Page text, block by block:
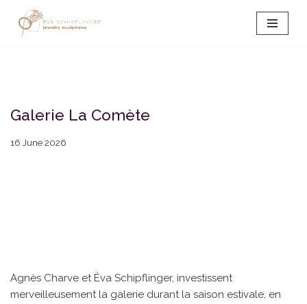
Skip
Galerie La Comète
16 June 2026
Agnès Charve et Éva Schipflinger, investissent
merveilleusement la galerie durant la saison estivale, en